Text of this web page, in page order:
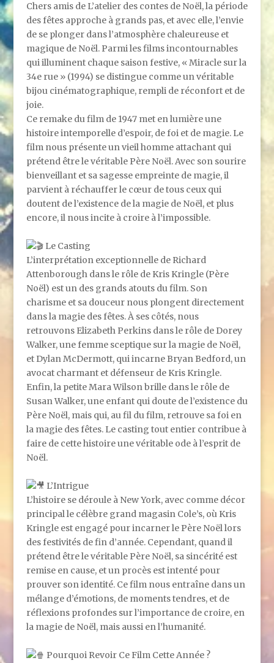
Chers amis de L’atelier des contes de Noël, la période
des fêtes approche à grands pas, et avec elle, l’envie
de se plonger dans l’atmosphère chaleureuse et
magique de Noël. Parmi les films incontournables
qui illuminent chaque saison festive, « Miracle sur la
34e rue » (1994) se distingue comme un véritable
bijou cinématographique, rempli de réconfort et de
joie.
Ce remake du film de 1947 met en lumière une
histoire intemporelle d’espoir, de foi et de magie. Le
film nous présente un vieil homme attachant qui
prétend être le véritable Père Noël. Avec son sourire
bienveillant et sa sagesse empreinte de magie, il
parvient à réchauffer le cœur de tous ceux qui
doutent de l’existence de la magie de Noël, et plus
encore, il nous incite à croire à l’impossible.
Le Casting
L’interprétation exceptionnelle de Richard
Attenborough dans le rôle de Kris Kringle (Père
Noël) est un des grands atouts du film. Son
charisme et sa douceur nous plongent directement
dans la magie des fêtes. À ses côtés, nous
retrouvons Elizabeth Perkins dans le rôle de Dorey
Walker, une femme sceptique sur la magie de Noël,
et Dylan McDermott, qui incarne Bryan Bedford, un
avocat charmant et défenseur de Kris Kringle.
Enfin, la petite Mara Wilson brille dans le rôle de
Susan Walker, une enfant qui doute de l’existence du
Père Noël, mais qui, au fil du film, retrouve sa foi en
la magie des fêtes. Le casting tout entier contribue à
faire de cette histoire une véritable ode à l’esprit de
Noël.
L’Intrigue
L’histoire se déroule à New York, avec comme décor
principal le célèbre grand magasin Cole’s, où Kris
Kringle est engagé pour incarner le Père Noël lors
des festivités de fin d’année. Cependant, quand il
prétend être le véritable Père Noël, sa sincérité est
remise en cause, et un procès est intenté pour
prouver son identité. Ce film nous entraîne dans un
mélange d’émotions, de moments tendres, et de
réflexions profondes sur l’importance de croire, en
la magie de Noël, mais aussi en l’humanité.
Pourquoi Revoir Ce Film Cette Année ?